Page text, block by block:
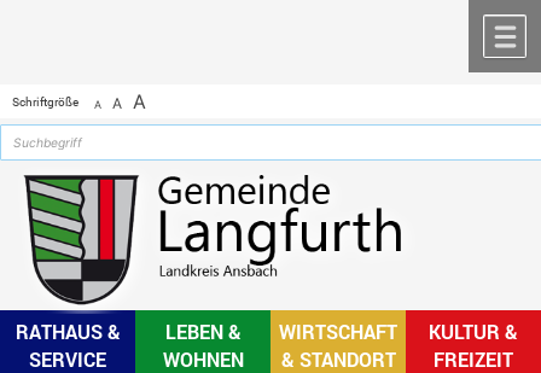
Schriftgröße A A A
RATHAUS &
SERVICE
LEBEN &
WOHNEN
WIRTSCHAFT
& STANDORT
KULTUR &
FREIZEIT